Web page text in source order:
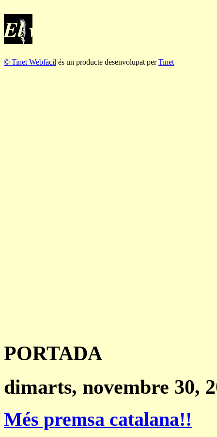
El web del Mèlich
PORTADA
dimarts, novembre 30,
Més premsa catalana!!
© Tinet Webfàcil és un producte desenvolupat perTinet